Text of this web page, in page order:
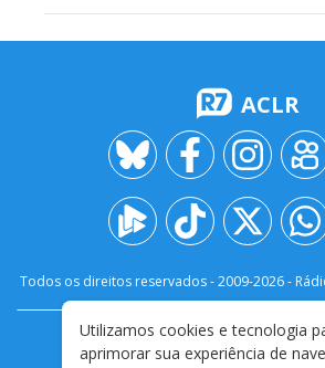
ACLR
Todos os direitos reservados - 2009-2026-
FALE CONOSCO
Utilizamos cookies e tecnologia
aprimorar sua experiência de